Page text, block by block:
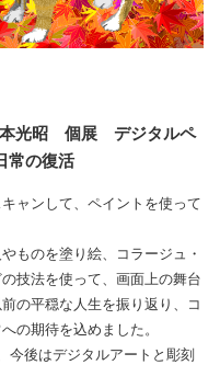
本光昭 個展 デジタルペ
常の復活
ャンして、ペイントを使って
ものを塗り絵、コラージュ・
技法を使って、画面上の舞台
の平穏な人生を振り返り、コ
の期待を込めました。
今後はデジタルアートと彫刻